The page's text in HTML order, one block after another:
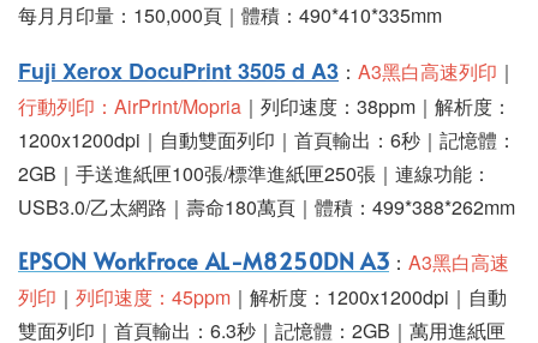
每月月印量：150,000頁｜體積：490*410*335mm
Fuji Xerox DocuPrint 3505 d A3 ： A3黑白高速列印 ｜
行動列印： AirPrint/Mopria ｜列印速度：38ppm｜解析度：
1200x1200dpi｜自動雙面列印｜首頁輸出：6秒｜記憶體：
2GB｜手送進紙匣100張/標準進紙匣250張｜連線功能：
USB3.0/乙太網路｜壽命180萬頁｜體積：499*388*262mm
EPSON WorkFroce AL-M8250DN A3 ：A3黑白高速
列印 ｜ 列印速度：45ppm ｜解析度：1200x1200dpi｜自動
雙面列印｜首頁輸出：6.3秒｜記憶體：2GB｜萬用進紙匣